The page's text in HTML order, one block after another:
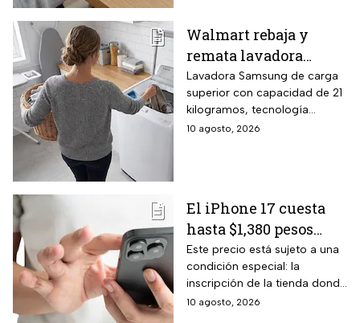
Walmart rebaja y
remata lavadora
Samsung carga
superior de 21 kg con
$1,600 de descuento y
en hasta 12 meses sin
Lavadora Samsung de carga
superior con capacidad de 21
kilogramos, tecnología
Agitador ActiveWave que
10 agosto, 2026
El iPhone 17 cuesta
hasta $1,380 pesos
menos si lo compras
en Baja California por
este curioso motivo
que casi nadie conoce
Este precio está sujeto a una
condición especial: la
inscripción de la tienda donde
se adquiera el equipo al
10 agosto, 2026